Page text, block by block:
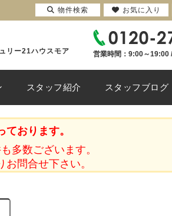
リー21ハウスモア
営業時間：9:00～19:00
スタッフ紹介 スタッフブログ
おります。
多数ございます。
問合せ下さい。
物件検索 お気に入り